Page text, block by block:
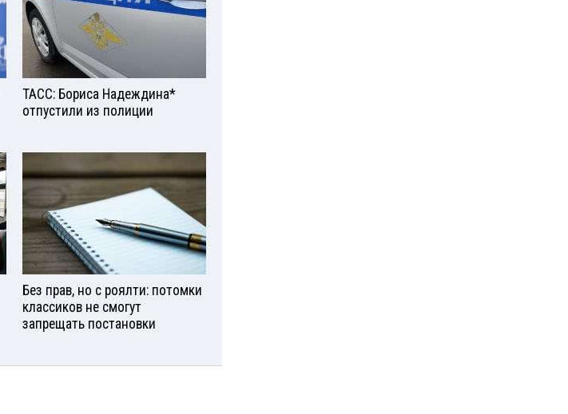
ТАСС: Бориса Надеждина*
отпустили из полиции
Без прав, но с роялти: потомки
классиков не смогут
запрещать постановки